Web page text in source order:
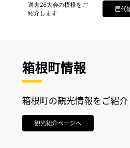
過去26大会の模様をご
紹介します
歴代
箱根町情報
箱根町の観光情報をご紹
観光紹介ページへ